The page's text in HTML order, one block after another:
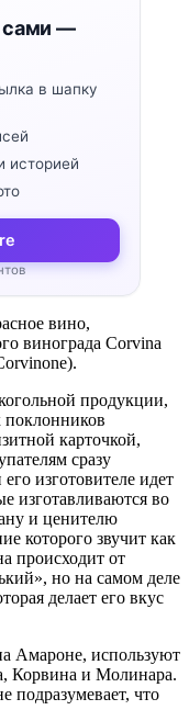
сами —
в шапку
историей
вино,
винограда Corvina
продукции,
поклонников
карточкой,
сразу
изготовителе идет
изготавливаются во
и ценителю
которого звучит как
происходит от
но на самом деле
делает его вкус
Амароне, используют
Корвина и Молинара.
подразумевает, что